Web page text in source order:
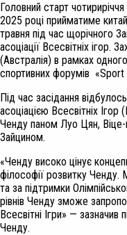
Головний старт
2025 році прийматиме
травня під час щорічного
асоціації Всесвітніх ігор.
(Австралія) в рамках
спортивних форумів
Під час засідання
асоціацією Всесвітніх
Ченду паном Луо Цян,
Зайцином.
«Ченду високо цінує
філософії розвитку Ченду.
та за підтримки
рівнів Ченду зможе
Всесвітні Ігри» —
Ченду.